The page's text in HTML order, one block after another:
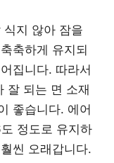
식지 않아 잠을
축하게 유지되
집니다. 따라서
잘 되는 면 소재
좋습니다. 에어
정도로 유지하
씬 오래갑니다.